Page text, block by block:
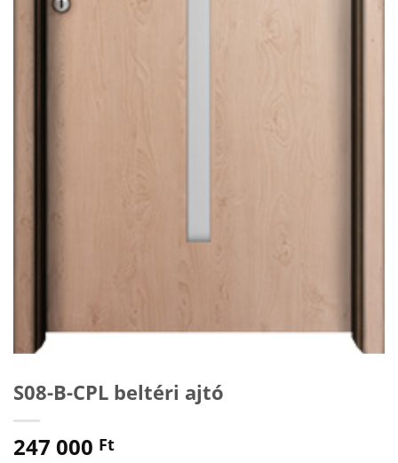
S08-B-CPL beltéri ajtó
247 000 Ft